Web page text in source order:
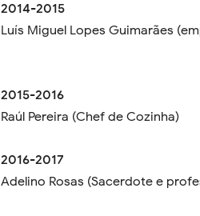
2014-2015
Luís Miguel Lopes Guimarães
2015-2016
Raúl Pereira (Chef de Cozinha)
2016-2017
Adelino Rosas (Sacerdote e